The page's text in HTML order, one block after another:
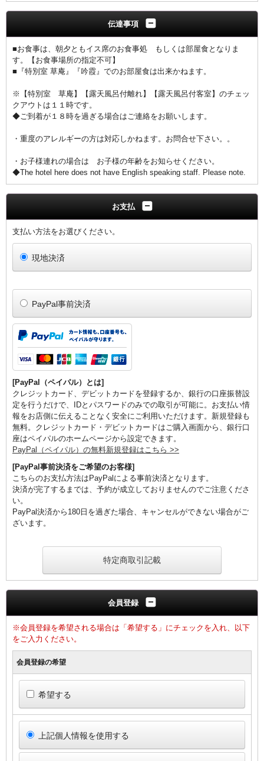
伝達事項
■お食事は、朝夕ともイス席のお食事処 もしくは部屋食となりま
す。【お食事場所の指定不可】
■『特別室 草庵』『吟霞』でのお部屋食は出来かねます。
※【特別室 草庵】【露天風呂付離れ】【露天風呂付客室】のチェッ
クアウトは１１時です。
◆ご到着が１８時を過ぎる場合はご連絡をお願いします。
・重度のアレルギーの方は対応しかねます。お問合せ下さい。。
・お子様連れの場合は お子様の年齢をお知らせください。
◆The hotel here does not have English speaking staff. Please note.
お支払
支払い方法をお選びください。
現地決済
PayPal事前決済
[PayPal（ペイパル）とは]
クレジットカード、デビットカードを登録するか、銀行の口座振替設
定を行うだけで、IDとパスワードのみでの取引が可能に。お支払い情
報をお店側に伝えることなく安全にご利用いただけます。新規登録も
無料。クレジットカード・デビットカードはご購入画面から、銀行口
座はペイパルのホームページから設定できます。
PayPal（ペイパル）の無料新規登録はこちら >>
[PayPal事前決済をご希望のお客様]
こちらのお支払方法はPayPalによる事前決済となります。
決済が完了するまでは、予約が成立しておりませんのでご注意くださ
い。
PayPal決済から180日を過ぎた場合、キャンセルができない場合がご
ざいます。
特定商取引記載
会員登録
※会員登録を希望される場合は「希望する」にチェックを入れ、以下
をご入力ください。
会員登録の希望
希望する
上記個人情報を使用する